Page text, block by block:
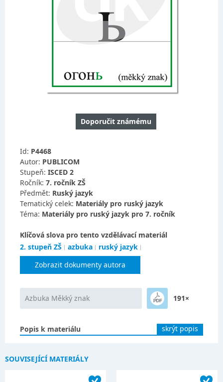
Doporučit známému
Id: P4468
Autor: PUBLICOM
Stupeň: ISCED 2
Ročník: 7. ročník ZŠ
Předmět: Ruský jazyk
Tematický celek: Materiály pro ruský jazyk
Téma: Materiály pro ruský jazyk pro 7. ročník
Klíčová slova pro tento vzdělávací materiál
2. stupeň ZŠ
azbuka
ruský jazyk
Zobrazit dokumenty autora
Azbuka Měkký znak 191×
Popis k materiálu skrýt popis
SOUVISEJÍCÍ MATERIÁLY